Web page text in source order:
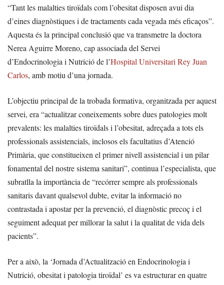
“Tant les malalties tiroïdals com l’obesitat disposen avui dia
d’eines diagnòstiques i de tractaments cada vegada més eficaços”.
Aquesta és la principal conclusió que va transmetre la doctora
Nerea Aguirre Moreno, cap associada del Servei
d’Endocrinologia i Nutrició de l’Hospital Universitari Rey Juan
Carlos, amb motiu d’una jornada.
L’objectiu principal de la trobada formativa, organitzada per aquest
servei, era “actualitzar coneixements sobre dues patologies molt
prevalents: les malalties tiroïdals i l’obesitat, adreçada a tots els
professionals assistencials, inclosos els facultatius d’Atenció
Primària, que constitueixen el primer nivell assistencial i un pilar
fonamental del nostre sistema sanitari”, continua l’especialista, que
subratlla la importància de “recórrer sempre als professionals
sanitaris davant qualsevol dubte, evitar la informació no
contrastada i apostar per la prevenció, el diagnòstic precoç i el
seguiment adequat per millorar la salut i la qualitat de vida dels
pacients”.
Per a això, la ‘Jornada d’Actualització en Endocrinologia i
Nutrició, obesitat i patologia tiroïdal’ es va estructurar en quatre